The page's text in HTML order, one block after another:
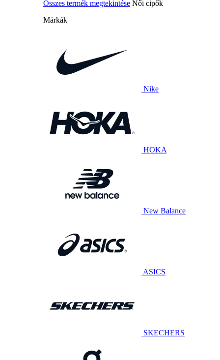
Összes termék megtekintése Női cipők
Márkák
Nike
HOKA
New Balance
ASICS
SKECHERS